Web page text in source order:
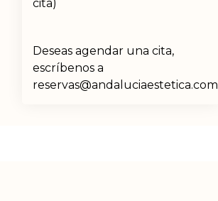
cita)
Deseas agendar una cita,
escríbenos a
reservas@andaluciaestetica.com